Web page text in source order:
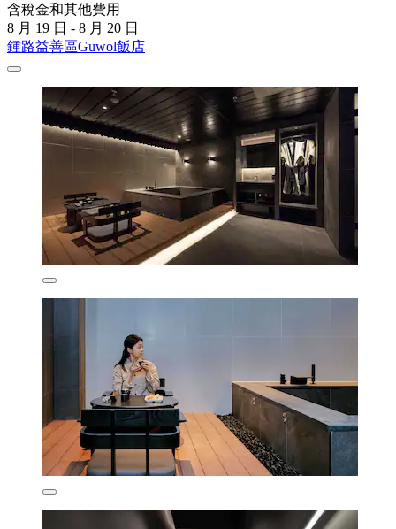
含稅金和其他費用
8 月 19 日 - 8 月 20 日
鍾路益善區Guwol飯店